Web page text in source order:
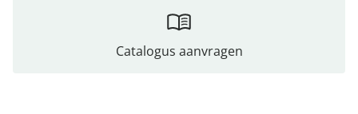
Catalogus aanvragen